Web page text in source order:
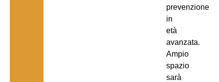
prevenzione
in
età
avanzata.
Ampio
spazio
sarà